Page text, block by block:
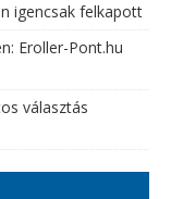
igencsak felkapott
Eroller-Pont.hu
választás